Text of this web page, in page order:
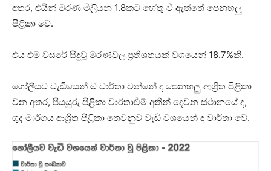
අතර, එයින් මරණ මිලියන 1.8කට හේතු වී ඇත්තේ පෙනහලු
පිළිකා වේ.
එය එම වසරේ සිදුවූ මරණවල ප්‍රතිශතයක් වශයෙන් 18.7%කි.
ගෝලීයව වැඩියෙන් ම වාර්තා වන්නේ ද පෙනහලු ආශ්‍රිත පිළිකා
වන අතර, පියයුරු පිළිකා වාර්තාවීම් අතින් දෙවන ස්ථානයේ ද,
ගුද මාර්ගය ආශ්‍රිත පිළිකා තෙවනුව වැඩි වශයෙන් ද වාර්තා වේ.